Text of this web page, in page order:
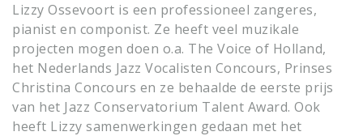
Lizzy Ossevoort is een professioneel zangeres,
pianist en componist. Ze heeft veel muzikale
projecten mogen doen o.a. The Voice of Holland,
het Nederlands Jazz Vocalisten Concours, Prinses
Christina Concours en ze behaalde de eerste prijs
van het Jazz Conservatorium Talent Award. Ook
heeft Lizzy samenwerkingen gedaan met het